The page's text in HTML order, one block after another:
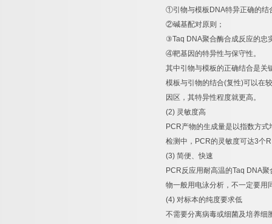
①引物与模板 DNA特异正确的结
②碱基配对原则；
③Taq DNA聚合酶合成反应的忠
④靶基因的特异性与保守性。
其中引物与模板的正确结合是关
模板与引物的结合(复性)可以在
因区，其特异性程度就更高。
(2) 灵敏度高
PCR产物的生成量是以指数方式
检测中， PCR的灵敏度可达3个
(3) 简便、快速
PCR反应用耐高温的Taq DNA聚
物一般用电泳分析，不一定要用
(4) 对标本的纯度要求低
不需要分离病毒或细菌及培养细